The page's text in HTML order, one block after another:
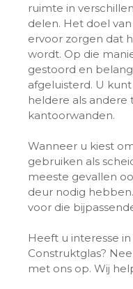
ruimte in
delen. Het doel
ervoor zorgen dat
wordt. Op die
gestoord en
afgeluisterd. U
heldere als andere
kantoorwanden.
Wanneer u kiest
gebruiken als
meeste gevallen
deur nodig
voor die
Heeft u interesse
Construktglas?
met ons op. Wij